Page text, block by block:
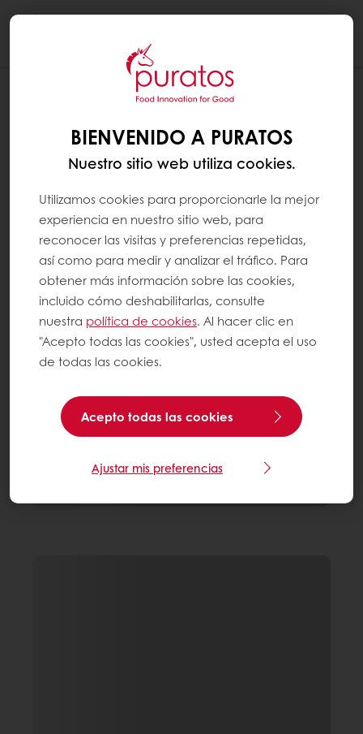
BIENVENIDO A PURATOS
Nuestro sitio web utiliza cookies.
Utilizamos cookies para proporcionarle la mejor
experiencia en nuestro sitio web, para
reconocer las visitas y preferencias repetidas,
así como para medir y analizar el tráfico. Para
obtener más información sobre las cookies,
incluido cómo deshabilitarlas, consulte
nuestra política de cookies. Al hacer clic en
"Acepto todas las cookies", usted acepta el uso
de todas las cookies.
Acepto todas las cookies
Ajustar mis preferencias